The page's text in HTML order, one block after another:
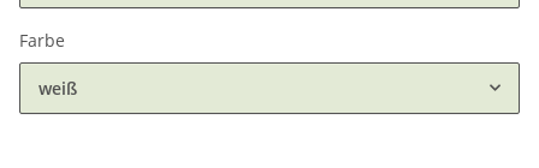
Farbe
weiß